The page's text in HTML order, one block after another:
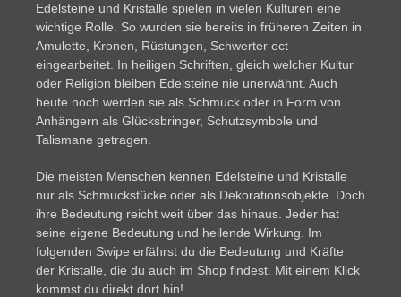
Edelsteine und Kristalle spielen in vielen Kulturen eine
wichtige Rolle. So wurden sie bereits in früheren Zeiten in
Amulette, Kronen, Rüstungen, Schwerter ect
eingearbeitet. In heiligen Schriften, gleich welcher Kultur
oder Religion bleiben Edelsteine nie unerwähnt. Auch
heute noch werden sie als Schmuck oder in Form von
Anhängern als Glücksbringer, Schutzsymbole und
Talismane getragen.
Die meisten Menschen kennen Edelsteine und Kristalle
nur als Schmuckstücke oder als Dekorationsobjekte. Doch
ihre Bedeutung reicht weit über das hinaus. Jeder hat
seine eigene Bedeutung und heilende Wirkung. Im
folgenden Swipe erfährst du die Bedeutung und Kräfte
der Kristalle, die du auch im Shop findest. Mit einem Klick
kommst du direkt dort hin!